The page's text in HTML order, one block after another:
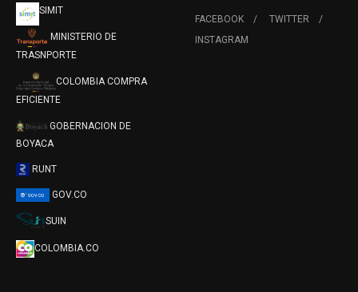
SIMIT
MINISTERIO DE
TRASNPORTE
COLOMBIA COMPRA
EFICIENTE
GOBERNACION DE
BOYACA
RUNT
GOV.CO
SUIN
COLOMBIA.CO
FACEBOOK
TWITTER
INSTAGRAM